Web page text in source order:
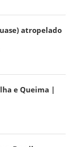
atropelado
e Queima |